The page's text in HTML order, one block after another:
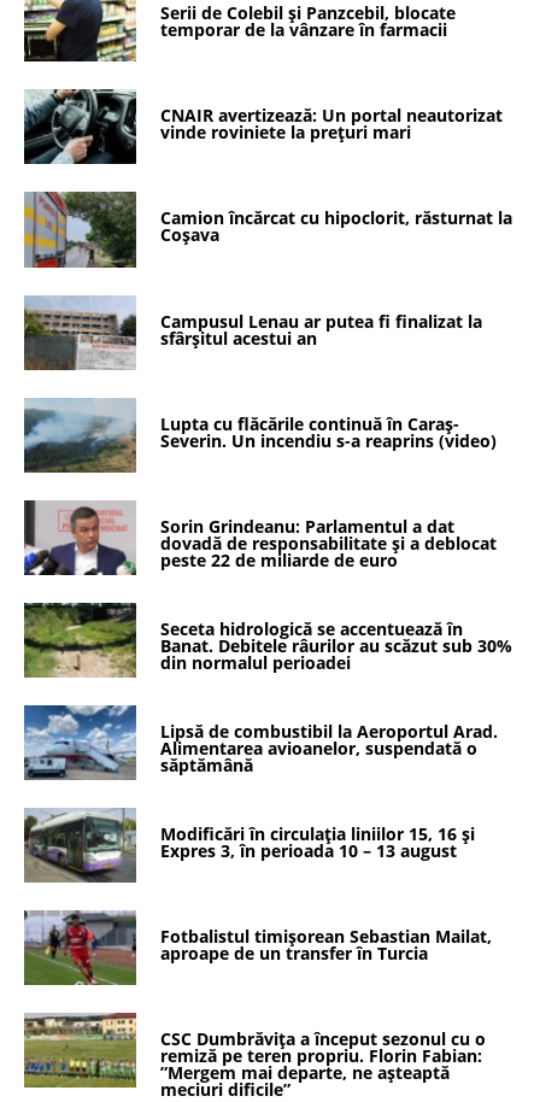
Serii de Colebil și Panzcebil, blocate
temporar de la vânzare în farmacii
CNAIR avertizează: Un portal neautorizat
vinde roviniete la prețuri mari
Camion încărcat cu hipoclorit, răsturnat la
Coșava
Campusul Lenau ar putea fi finalizat la
sfârșitul acestui an
Lupta cu flăcările continuă în Caraș-
Severin. Un incendiu s-a reaprins (video)
Sorin Grindeanu: Parlamentul a dat
dovadă de responsabilitate și a deblocat
peste 22 de miliarde de euro
Seceta hidrologică se accentuează în
Banat. Debitele râurilor au scăzut sub 30%
din normalul perioadei
Lipsă de combustibil la Aeroportul Arad.
Alimentarea avioanelor, suspendată o
săptămână
Modificări în circulația liniilor 15, 16 și
Expres 3, în perioada 10 – 13 august
Fotbalistul timișorean Sebastian Mailat,
aproape de un transfer în Turcia
CSC Dumbrăvița a început sezonul cu o
remiză pe teren propriu. Florin Fabian:
”Mergem mai departe, ne așteaptă
meciuri dificile”